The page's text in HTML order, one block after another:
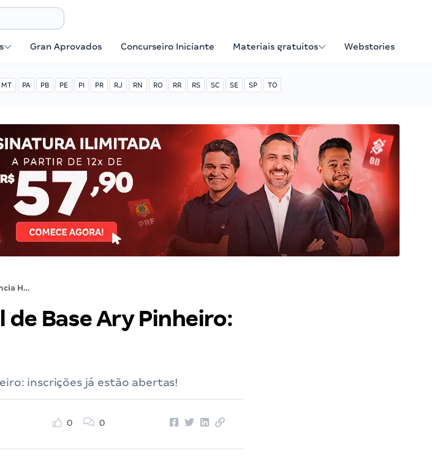
Gran Aprovados Concurseiro Iniciante Materiais gratuitos Webstories
MT PA PB PE PI PR RJ RN RO RR RS SC SE SP TO
Residência Hospital de Base Ary Pinheiro: SAIU edital!
Base Ary Pinheiro:
inscrições já estão abertas!
0 0